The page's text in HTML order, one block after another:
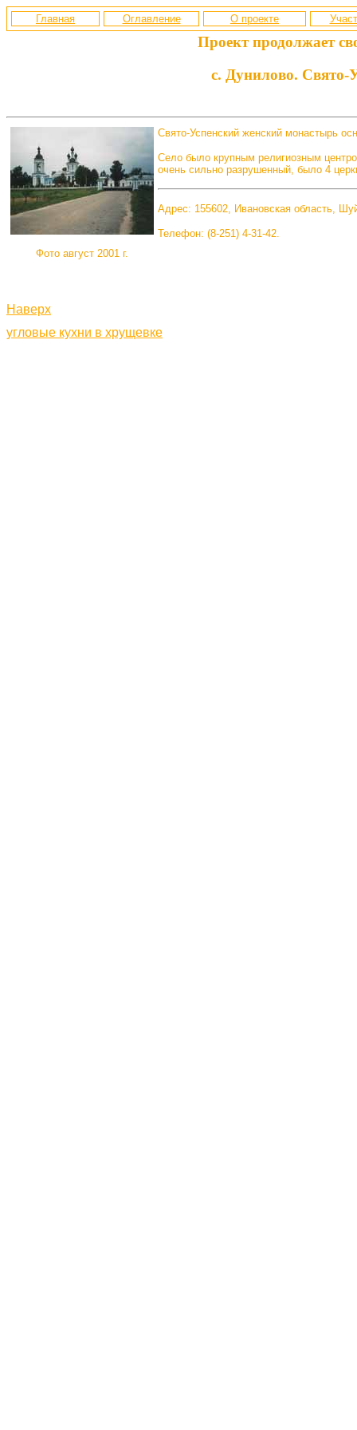
Главная Оглавление О проекте
Проект продолжает
с. Дунилово. Свято-
Фото август 2001 г.
Свято-Успенский женский монастырь
Село было крупным религиозным
очень сильно разрушенный, было 4
Адрес: 155602, Ивановская область,
Телефон: (8-251) 4-31-42.
Наверх
угловые кухни в хрущевке